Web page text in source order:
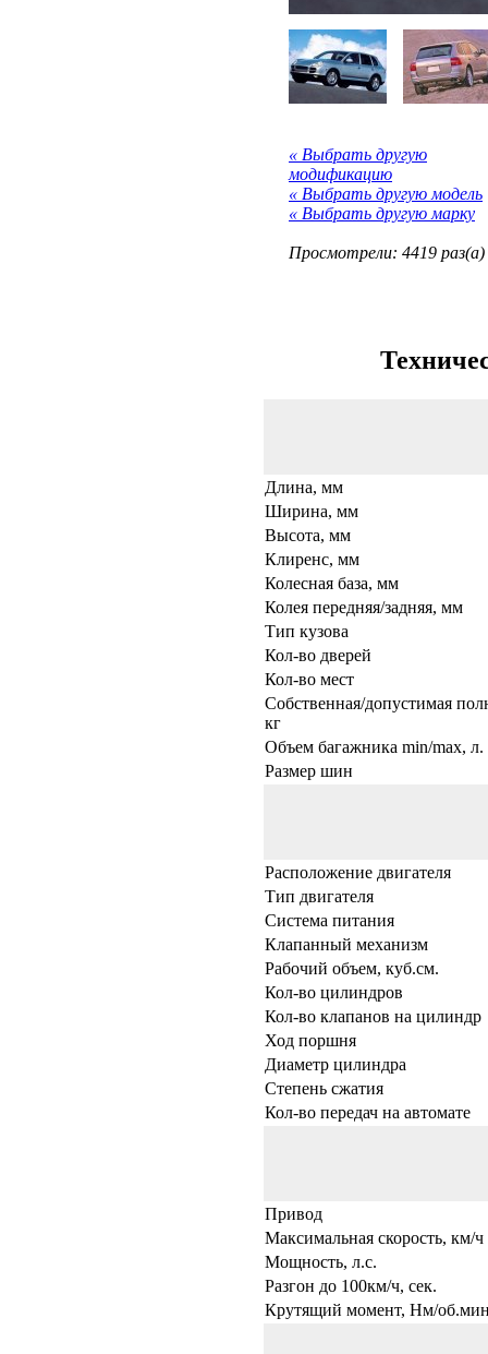
« Выбрать другую
модификацию
« Выбрать другую модель
« Выбрать другую марку
Просмотрели: 4419 раз(а)
Длина, мм
Ширина, мм
Высота, мм
Клиренс, мм
Колесная база, мм
Колея передняя/задняя, мм
Тип кузова
Кол-во дверей
Кол-во мест
Собственная/допустимая
кг
Объем багажника min/max, л.
Размер шин
Расположение двигателя
Тип двигателя
Система питания
Клапанный механизм
Рабочий объем, куб.см.
Кол-во цилиндров
Кол-во клапанов на цилиндр
Ход поршня
Диаметр цилиндра
Степень сжатия
Кол-во передач на автомате
Привод
Максимальная скорость, км/ч
Мощность, л.с.
Разгон до 100км/ч, сек.
Крутящий момент, Нм/